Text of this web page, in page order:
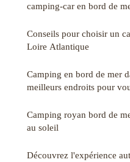
camping-car en bord de
Conseils pour choisir un
Loire Atlantique
Camping en bord de mer
meilleurs endroits pour
Camping royan bord de
au soleil
Découvrez l'expérience